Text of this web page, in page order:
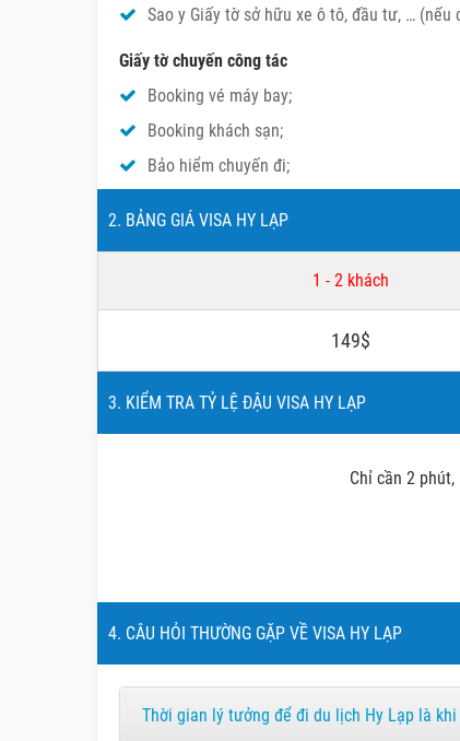
Sao y Giấy tờ sở hữu xe ô tô, đầu tư, … (nếu
Giấy tờ chuyến công tác
Booking vé máy bay;
Booking khách sạn;
Bảo hiểm chuyến đi;
2. BẢNG GIÁ VISA HY LẠP
1 - 2 khách
149$
3. KIỂM TRA TỶ LỆ ĐẬU VISA HY LẠP
Chỉ cần 2
4. CÂU HỎI THƯỜNG GẶP VỀ VISA HY LẠP
Thời gian lý tưởng để đi du lịch Hy Lạp là khi